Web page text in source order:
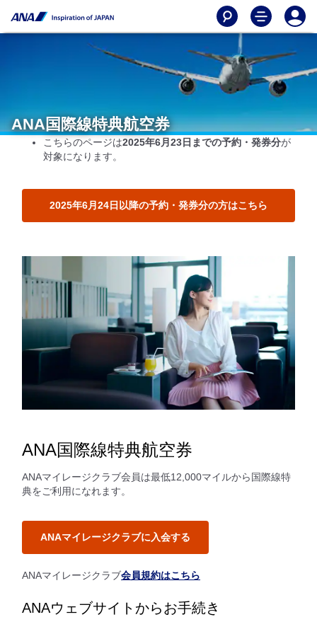
ANA国際線特典航空券
こちらのページは2025年6月23日までの予約・発券分が
対象になります。
2025年6月24日以降の予約・発券分の方はこちら
ANA国際線特典航空券
ANAマイレージクラブ会員は最低12,000マイルから国際線特
典をご利用になれます。
ANAマイレージクラブに入会する
ANAマイレージクラブ会員規約はこちら
ANAウェブサイトからお手続き